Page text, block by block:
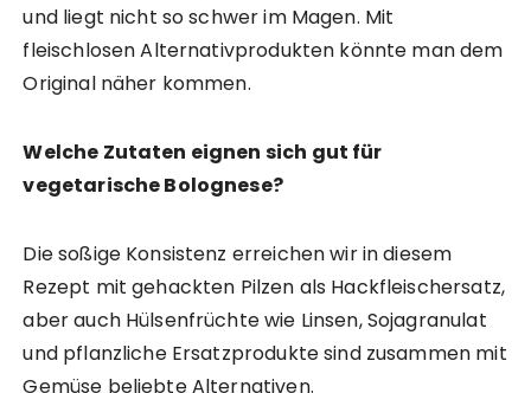
und liegt nicht so schwer im Magen. Mit
fleischlosen Alternativprodukten könnte man dem
Original näher kommen.
Welche Zutaten eignen sich gut für
vegetarische Bolognese?
Die soßige Konsistenz erreichen wir in diesem
Rezept mit gehackten Pilzen als Hackfleischersatz,
aber auch Hülsenfrüchte wie Linsen, Sojagranulat
und pflanzliche Ersatzprodukte sind zusammen mit
Gemüse beliebte Alternativen.